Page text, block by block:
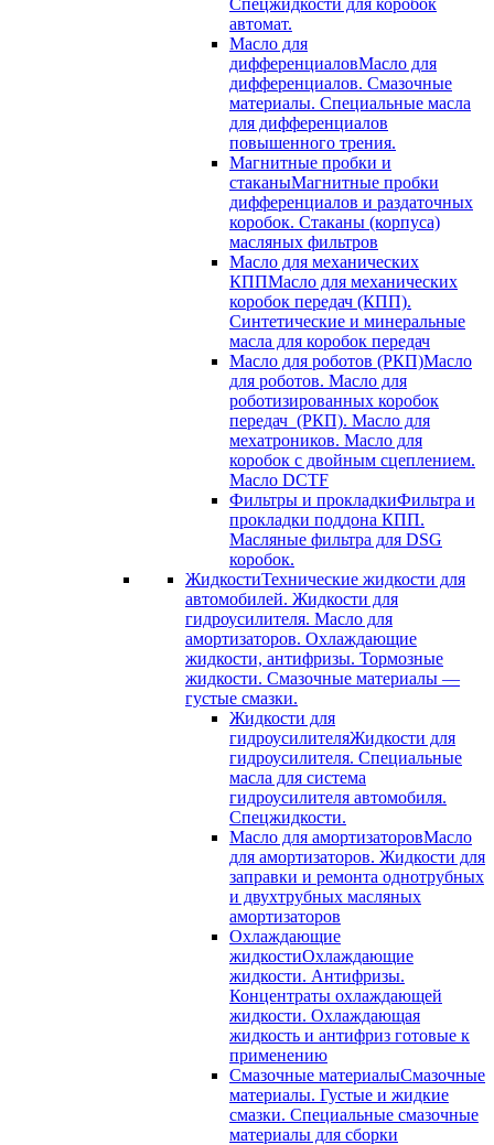
Спецжидкости для коробок
автомат.
Масло для
дифференциаловМасло для
дифференциалов. Смазочные
материалы. Специальные масла
для дифференциалов
повышенного трения.
Магнитные пробки и
стаканыМагнитные пробки
дифференциалов и раздаточных
коробок. Стаканы (корпуса)
масляных фильтров
Масло для механических
КППМасло для механических
коробок передач (КПП).
Синтетические и минеральные
масла для коробок передач
Масло для роботов (РКП)Масло
для роботов. Масло для
роботизированных коробок
передач (РКП). Масло для
мехатроников. Масло для
коробок с двойным сцеплением.
Масло DCTF
Фильтры и прокладкиФильтра и
прокладки поддона КПП.
Масляные фильтра для DSG
коробок.
ЖидкостиТехнические жидкости для
автомобилей. Жидкости для
гидроусилителя. Масло для
амортизаторов. Охлаждающие
жидкости, антифризы. Тормозные
жидкости. Смазочные материалы —
густые смазки.
Жидкости для
гидроусилителяЖидкости для
гидроусилителя. Специальные
масла для система
гидроусилителя автомобиля.
Спецжидкости.
Масло для амортизаторовМасло
для амортизаторов. Жидкости для
заправки и ремонта однотрубных
и двухтрубных масляных
амортизаторов
Охлаждающие
жидкостиОхлаждающие
жидкости. Антифризы.
Концентраты охлаждающей
жидкости. Охлаждающая
жидкость и антифриз готовые к
применению
Смазочные материалыСмазочные
материалы. Густые и жидкие
смазки. Специальные смазочные
материалы для сборки